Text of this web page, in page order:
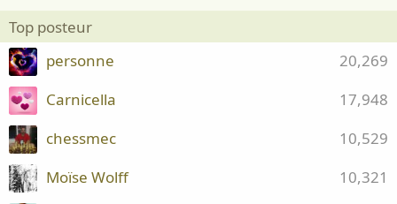
Top posteur
20,269
personne
17,948
Carnicella
10,529
chessmec
10,321
Moïse Wolff